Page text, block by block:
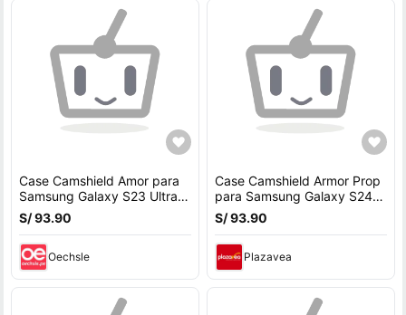
Case Camshield Amor para
Samsung Galaxy S23 Ultra -
NEGRO
S/ 93.90
Oechsle
Case Camshield Armor Prop
para Samsung Galaxy S24
Ultra - Negro
S/ 93.90
Plazavea